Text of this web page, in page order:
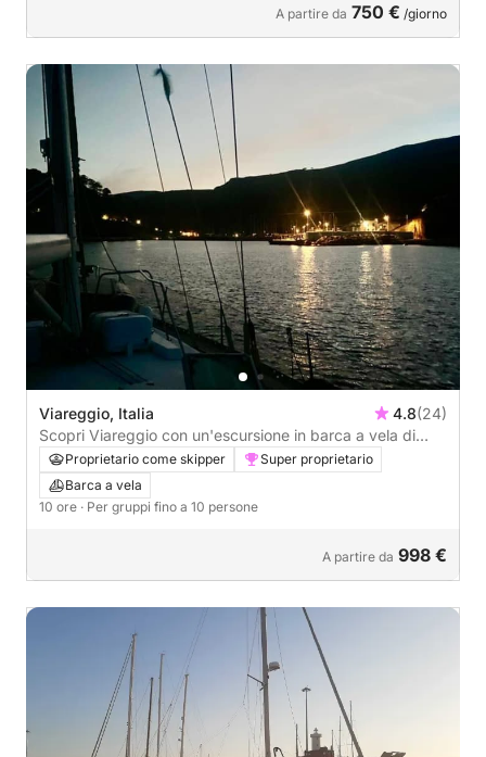
A partire da 750 € /giorno
Viareggio, Italia 4.8(24)
Scopri Viareggio con un'escursione in barca a vela di
un'intera giornata.
Proprietario come skipper
Super proprietario
Barca a vela
10 ore · Per gruppi fino a 10 persone
A partire da 998 €